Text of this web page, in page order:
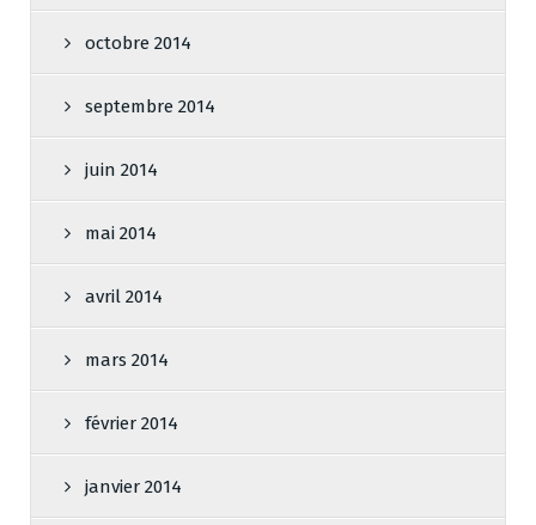
octobre 2014
septembre 2014
juin 2014
mai 2014
avril 2014
mars 2014
février 2014
janvier 2014